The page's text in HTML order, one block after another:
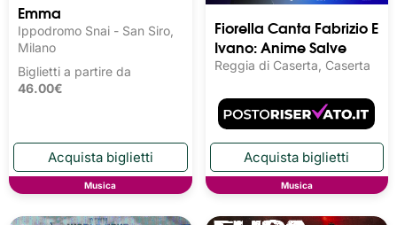
Emma
Ippodromo Snai - San Siro,
Milano
Biglietti a partire da
46.00€
Musica
Fiorella Canta Fabrizio E
Ivano: Anime Salve
Reggia di Caserta, Caserta
Musica